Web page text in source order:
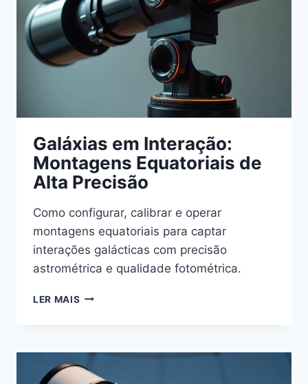
Galáxias em Interação:
Montagens Equatoriais de
Alta Precisão
Como configurar, calibrar e operar
montagens equatoriais para captar
interações galácticas com precisão
astrométrica e qualidade fotométrica.
LER MAIS GALÁXIAS
EQUATORIAIS
DE